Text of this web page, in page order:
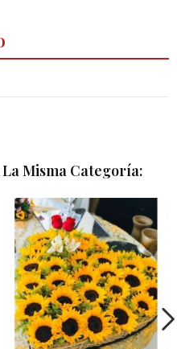
Misma Categoría: